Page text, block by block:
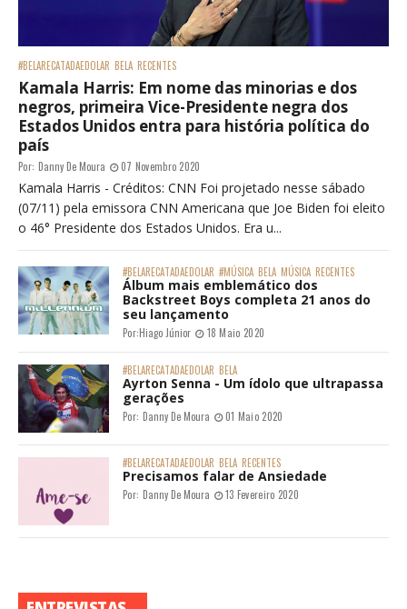
#BELARECATADAEDOLAR BELA RECENTES
Kamala Harris: Em nome das minorias e dos
negros, primeira Vice-Presidente negra dos
Estados Unidos entra para história política do
país
Por: Danny De Moura 07 Novembro 2020
Kamala Harris - Créditos: CNN Foi projetado nesse sábado
(07/11) pela emissora CNN Americana que Joe Biden foi eleito
o 46° Presidente dos Estados Unidos. Era u...
#BELARECATADAEDOLAR #MÚSICA BELA MÚSICA RECENTES
Álbum mais emblemático dos
Backstreet Boys completa 21 anos do
seu lançamento
Por:Hiago Júnior 18 Maio 2020
#BELARECATADAEDOLAR BELA
Ayrton Senna - Um ídolo que ultrapassa
gerações
Por: Danny De Moura 01 Maio 2020
#BELARECATADAEDOLAR BELA RECENTES
Precisamos falar de Ansiedade
Por: Danny De Moura 13 Fevereiro 2020